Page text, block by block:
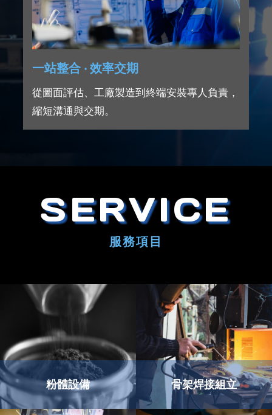
一站整合 ‧ 效率交期
從圖面評估、工廠製造到終端安裝專人負責，
縮短溝通與交期。
SERVICE
服務項目
粉體設備 骨架焊接組立